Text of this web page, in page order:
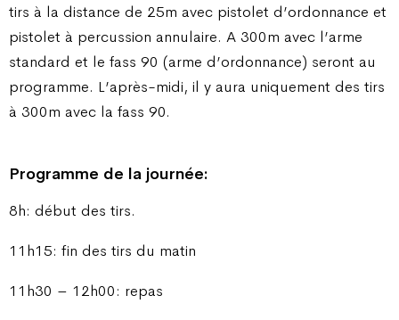
tirs à la distance de 25m avec pistolet d’ordonnance et
pistolet à percussion annulaire. A 300m avec l’arme
standard et le fass 90 (arme d’ordonnance) seront au
programme. L’après-midi, il y aura uniquement des tirs
à 300m avec la fass 90.
Programme de la journée:
8h: début des tirs.
11h15: fin des tirs du matin
11h30 – 12h00: repas